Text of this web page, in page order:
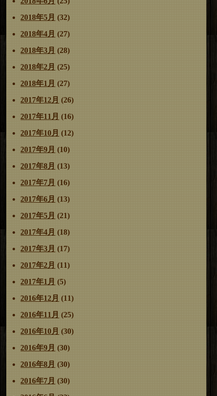
2018年5月 (32)
2018年4月 (27)
2018年3月 (28)
2018年2月 (25)
2018年1月 (27)
2017年12月 (26)
2017年11月 (16)
2017年10月 (12)
2017年9月 (10)
2017年8月 (13)
2017年7月 (16)
2017年6月 (13)
2017年5月 (21)
2017年4月 (18)
2017年3月 (17)
2017年2月 (11)
2017年1月 (5)
2016年12月 (11)
2016年11月 (25)
2016年10月 (30)
2016年9月 (30)
2016年8月 (30)
2016年7月 (30)